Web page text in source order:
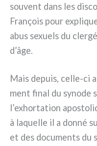
sou­vent dans les
François pour
abus sexuels du
d’âge.
Mais depuis, celle-ci a
ment final du syno­de
l’exhortation
à laquel­le il a don­né
et des docu­men­ts du